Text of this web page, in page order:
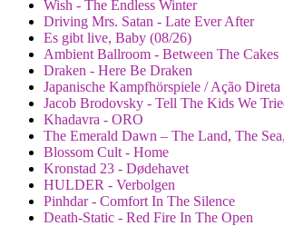
Wish - The Endless Winter
Driving Mrs. Satan - Late Ever After
Es gibt live, Baby (08/26)
Ambient Ballroom - Between The Cakes
Draken - Here Be Draken
Japanische Kampfhörspiele / Ação
Jacob Brodovsky - Tell The Kids We
Khadavra - ORO
The Emerald Dawn – The Land, The
Blossom Cult - Home
Kronstad 23 - Dødehavet
HULDER - Verbolgen
Pinhdar - Comfort In The Silence
Death-Static - Red Fire In The Open